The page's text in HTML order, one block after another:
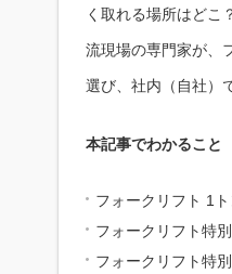
く取れる場所はどこ
流現場の専門家が、
選び、社内（自社）
本記事でわかること
フォークリフト 1
フォークリフト特
フォークリフト特